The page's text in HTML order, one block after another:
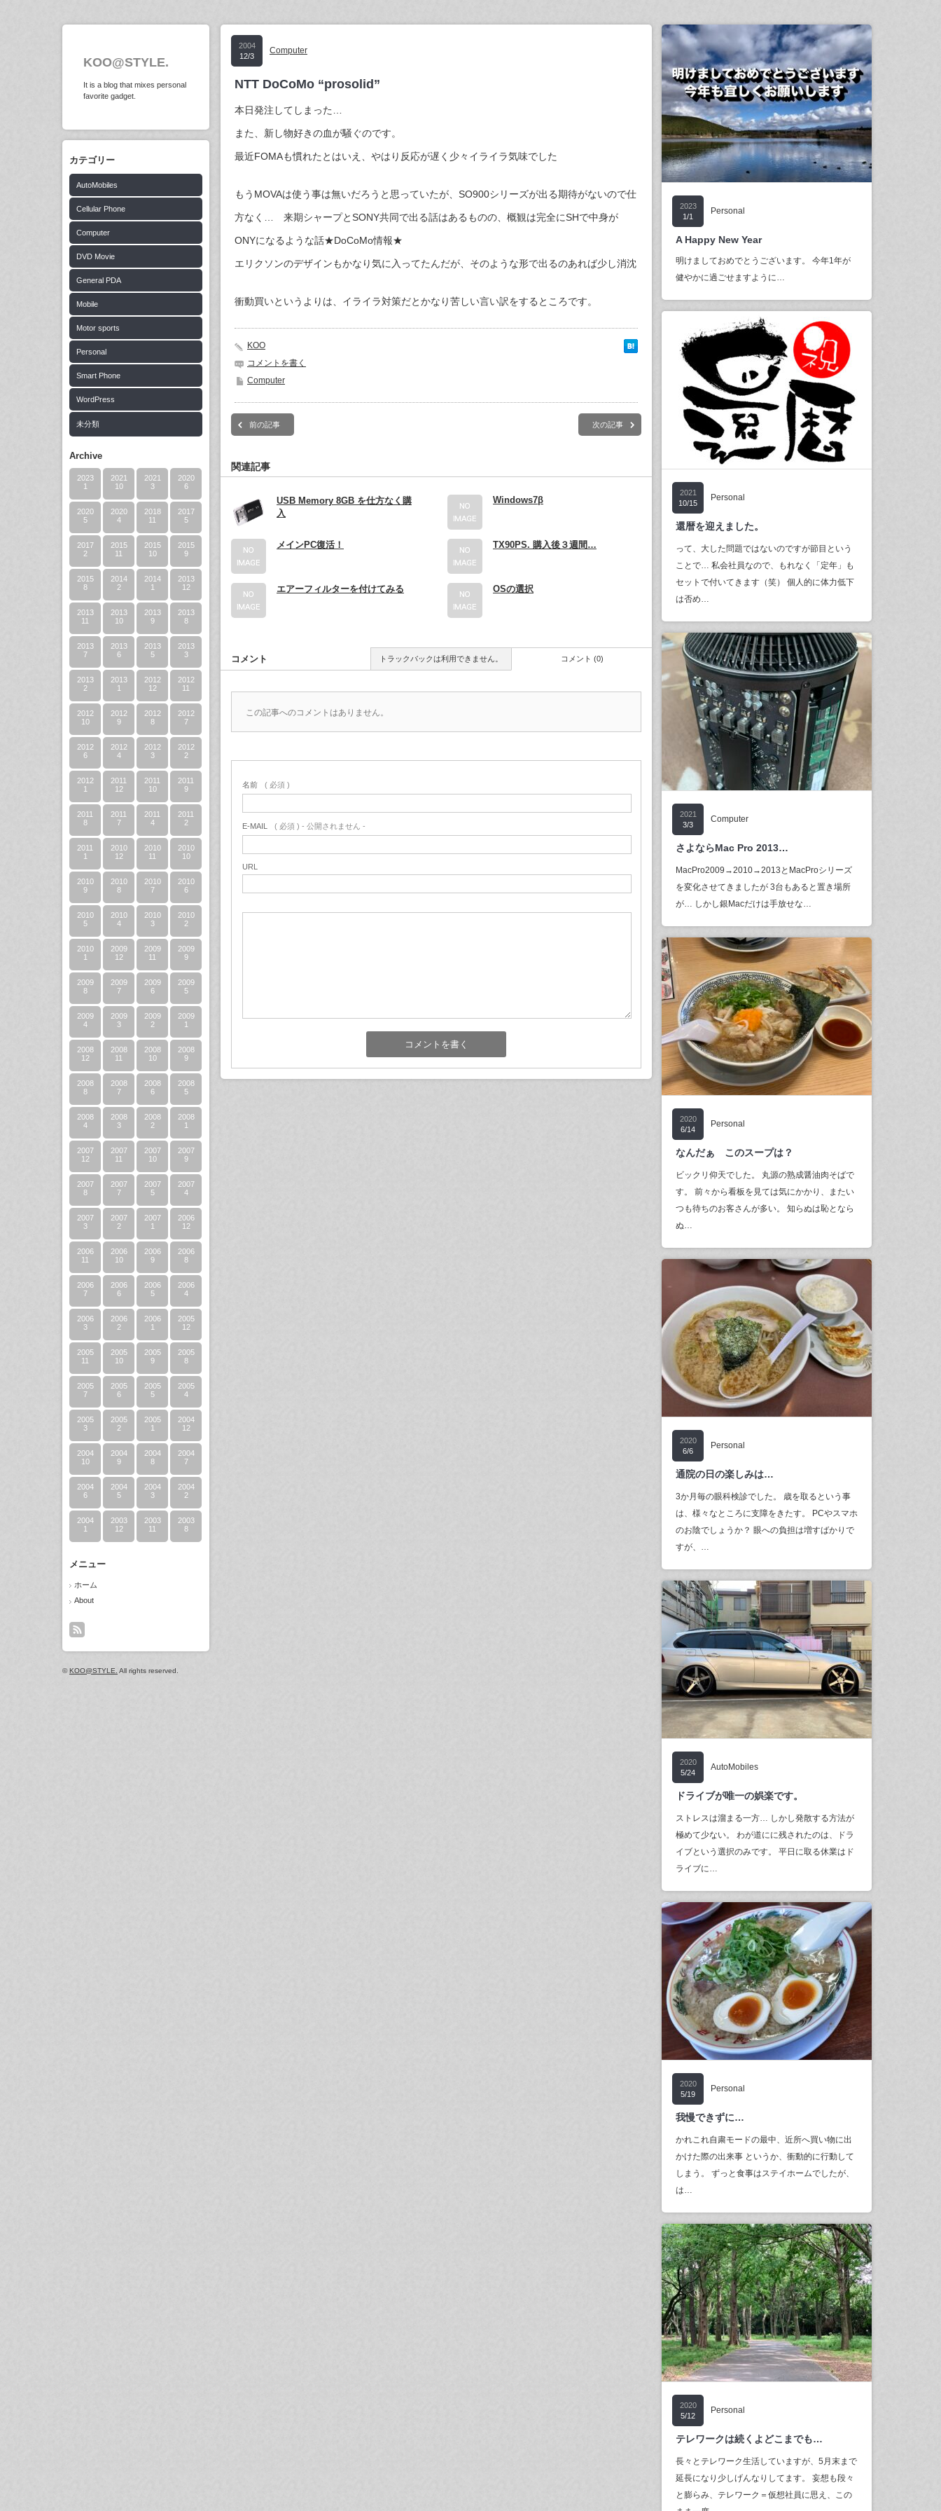
KOO@STYLE.
It is a blog that mixes personal
favorite gadget.
カテゴリー
AutoMobiles
Cellular Phone
Computer
DVD Movie
General PDA
Mobile
Motor sports
Personal
Smart Phone
WordPress
未分類
Archive
2023
1
2021
10
2021
3
2020
6
2020
5
2020
4
2018
11
2017
5
2017
2
2015
11
2015
10
2015
9
2015
8
2014
2
2014
1
2013
12
2013
11
2013
10
2013
9
2013
8
2013
7
2013
6
2013
5
2013
3
2013
2
2013
1
2012
12
2012
11
2012
10
2012
9
2012
8
2012
7
2012
6
2012
4
2012
3
2012
2
2012
1
2011
12
2011
10
2011
9
2011
8
2011
7
2011
4
2011
2
2011
1
2010
12
2010
11
2010
10
2010
9
2010
8
2010
7
2010
6
2010
5
2010
4
2010
3
2010
2
2010
1
2009
12
2009
11
2009
9
2009
8
2009
7
2009
6
2009
5
2009
4
2009
3
2009
2
2009
1
2008
12
2008
11
2008
10
2008
9
2008
8
2008
7
2008
6
2008
5
2008
4
2008
3
2008
2
2008
1
2007
12
2007
11
2007
10
2007
9
2007
8
2007
7
2007
5
2007
4
2007
3
2007
2
2007
1
2006
12
2006
11
2006
10
2006
9
2006
8
2006
7
2006
6
2006
5
2006
4
2006
3
2006
2
2006
1
2005
12
2005
11
2005
10
2005
9
2005
8
2005
7
2005
6
2005
5
2005
4
2005
3
2005
2
2005
1
2004
12
2004
10
2004
9
2004
8
2004
7
2004
6
2004
5
2004
3
2004
2
2004
1
2003
12
2003
11
2003
8
メニュー
ホーム
About
©KOO@STYLE. All rights reserved.
2004
12/3
Computer
NTT DoCoMo “prosolid”
本日発注してしまった…
また、新し物好きの血が騒ぐのです。
最近FOMAも慣れたとはいえ、やはり反応が遅く少々イライラ気味でした
もうMOVAは使う事は無いだろうと思っていたが、SO900シリーズが出る期待がないので仕
方なく… 来期シャープとSONY共同で出る話はあるものの、概観は完全にSHで中身が
ONYになるような話★DoCoMo情報★
エリクソンのデザインもかなり気に入ってたんだが、そのような形で出るのあれば少し消沈
衝動買いというよりは、イライラ対策だとかなり苦しい言い訳をするところです。
KOO
コメントを書く
Computer
前の記事 次の記事
関連記事
USB Memory 8GB を仕方なく購
入
Windows7β
メインPC復活！ TX90PS. 購入後３週間…
エアーフィルターを付けてみる OSの選択
コメント トラックバックは利用できません。 コメント (0)
この記事へのコメントはありません。
名前 ( 必須 )
E-MAIL ( 必須 ) - 公開されません -
URL
2023
1/1
Personal
A Happy New Year
明けましておめでとうございます。 今年1年が
健やかに過ごせますように…
2021
10/15
Personal
還暦を迎えました。
って、大した問題ではないのですが節目という
ことで… 私会社員なので、もれなく「定年」も
セットで付いてきます（笑） 個人的に体力低下
は否め…
2021
3/3
Computer
さよならMac Pro 2013…
MacPro2009→2010→2013とMacProシリーズ
を変化させてきましたが 3台もあると置き場所
が… しかし銀Macだけは手放せな…
2020
6/14
Personal
なんだぁ このスープは？
ビックリ仰天でした。 丸源の熟成醤油肉そばで
す。 前々から看板を見ては気にかかり、またい
つも待ちのお客さんが多い。 知らぬは恥となら
ぬ…
2020
6/6
Personal
通院の日の楽しみは…
3か月毎の眼科検診でした。 歳を取るという事
は、様々なところに支障をきたす。 PCやスマホ
のお陰でしょうか？ 眼への負担は増すばかりで
すが、…
2020
5/24
AutoMobiles
ドライブが唯一の娯楽です。
ストレスは溜まる一方… しかし発散する方法が
極めて少ない。 わが道にに残されたのは、ドラ
イブという選択のみです。 平日に取る休業はド
ライブに…
2020
5/19
Personal
我慢できずに…
かれこれ自粛モードの最中、近所へ買い物に出
かけた際の出来事 というか、衝動的に行動して
しまう。 ずっと食事はステイホームでしたが、
は…
2020
5/12
Personal
テレワークは続くよどこまでも…
長々とテレワーク生活していますが、5月末まで
延長になり少しげんなりしてます。 妄想も段々
と膨らみ、テレワーク＝仮想社員に思え、この